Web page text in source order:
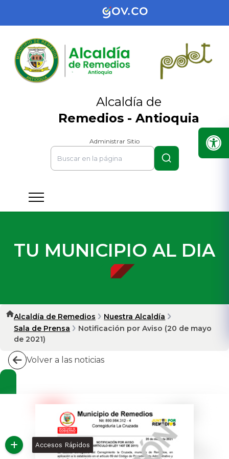
Alcaldía de
Remedios - Antioquia
Administrar Sitio
TU MUNICIPIO AL DIA
Alcaldía de Remedios
Nuestra Alcaldía
Sala de Prensa
Notificación por Aviso (20 de mayo
de 2021)
Volver a las noticias
Accesos Rápidos